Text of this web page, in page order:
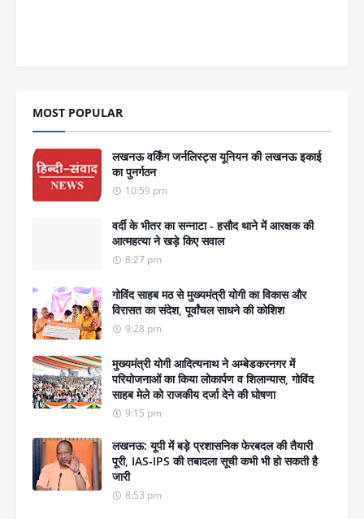
MOST POPULAR
लखनऊ वर्किंग जर्नलिस्ट्स यूनियन की लखनऊ इकाई
का पुनर्गठन
10:59 pm
वर्दी के भीतर का सन्नाटा - हसौद थाने में आरक्षक की
आत्महत्या ने खड़े किए सवाल
8:27 pm
गोविंद साहब मठ से मुख्यमंत्री योगी का विकास और
विरासत का संदेश, पूर्वांचल साधने की कोशिश
9:28 pm
मुख्यमंत्री योगी आदित्यनाथ ने अम्बेडकरनगर में
परियोजनाओं का किया लोकार्पण व शिलान्यास, गोविंद
साहब मेले को राजकीय दर्जा देने की घोषणा
9:15 pm
लखनऊ: यूपी में बड़े प्रशासनिक फेरबदल की तैयारी
पूरी, IAS-IPS की तबादला सूची कभी भी हो सकती है
जारी
8:53 pm